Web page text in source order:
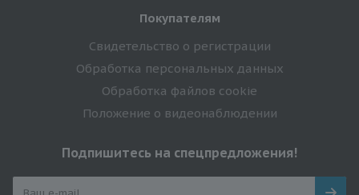
Покупателям
Свидетельство о регистрации
Обработка персональных данных
Обработка файлов cookie
Положение о видеонаблюдении
Подпишитесь на спецпредложения!